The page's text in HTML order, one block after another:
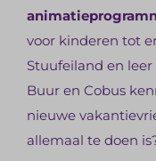
voor kinderen tot
Stuufeiland en leer
Buur en Cobus
nieuwe
allemaal te doen